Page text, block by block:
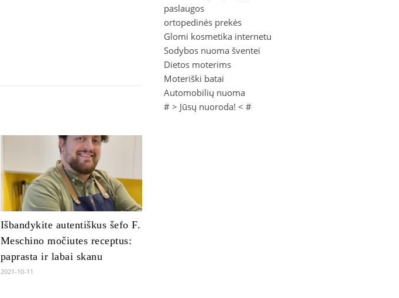
Išbandykite autentiškus šefo F.
Meschino močiutes receptus:
paprasta ir labai skanu
2021-10-11
paslaugos
ortopedinės prekės
Glomi kosmetika internetu
Sodybos nuoma šventei
Dietos moterims
Moteriški batai
Automobilių nuoma
# > Jūsų nuoroda! < #